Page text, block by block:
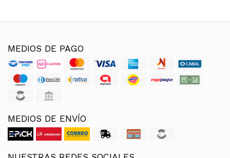
MEDIOS DE PAGO
MEDIOS DE ENVÍO